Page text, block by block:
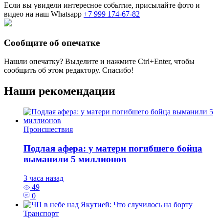
Если вы увидели интересное событие, присылайте фото и
видео на наш Whatsapp +7 999 174-67-82
Сообщите об опечатке
Нашли опечатку? Выделите и нажмите Ctrl+Enter, чтобы
сообщить об этом редактору. Спасибо!
Наши рекомендации
Происшествия
Подлая афера: у матери погибшего бойца
выманили 5 миллионов
3 часа назад
49
0
Транспорт